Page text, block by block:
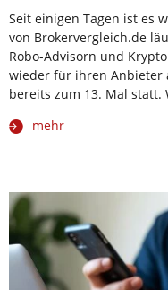
Seit einigen Tagen ist es
von Brokervergleich.de
Robo-Advisorn und
wieder für ihren Anbieter
bereits zum 13. Mal
mehr